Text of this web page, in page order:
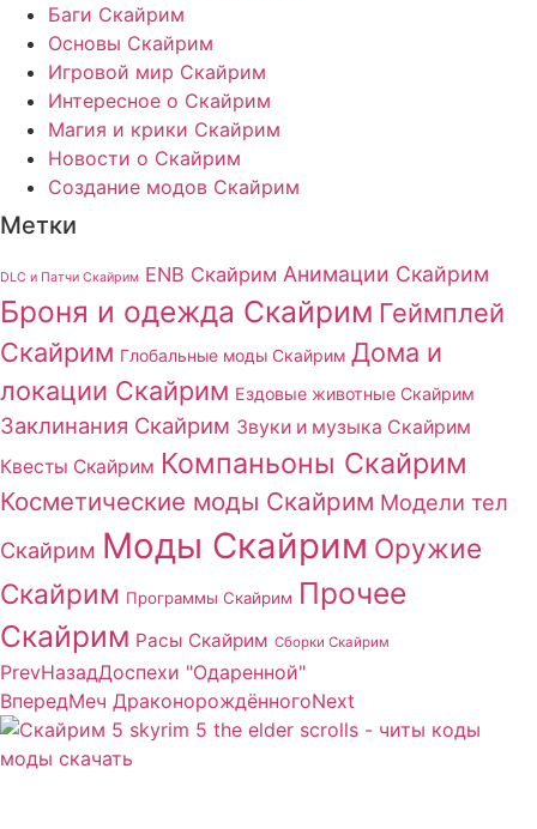
Баги Скайрим
Основы Скайрим
Игровой мир Скайрим
Интересное о Скайрим
Магия и крики Скайрим
Новости о Скайрим
Создание модов Скайрим
Метки
DLC и Патчи Скайрим ENB Скайрим Анимации Скайрим
Броня и одежда Скайрим Геймплей
Скайрим Глобальные моды Скайрим Дома и
локации Скайрим Ездовые животные Скайрим
Заклинания Скайрим Звуки и музыка Скайрим
Квесты Скайрим Компаньоны Скайрим
Косметические моды Скайрим Модели тел
Скайрим Моды Скайрим Оружие
Скайрим Программы Скайрим Прочее
Скайрим Расы Скайрим Сборки Скайрим
PrevНазадДоспехи "Одаренной"
ВпередМеч ДраконорождённогоNext